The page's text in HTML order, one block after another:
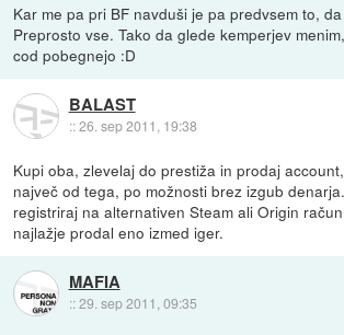
Kar me pa pri BF navduši je pa predvsem to,
Preprosto vse. Tako da glede kemperjev
cod pobegnejo :D
BALAST
::26. sep 2011, 19:38
Kupi oba, zlevelaj do prestiža in prodaj
največ od tega, po možnosti brez izgub
registriraj na alternativen Steam ali Origin
najlažje prodal eno izmed iger.
MAFIA
::29. sep 2011, 09:35